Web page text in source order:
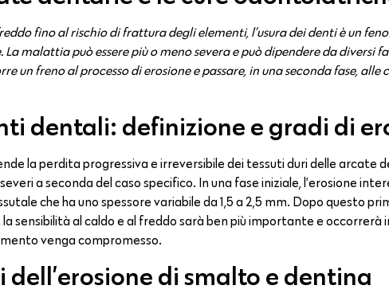
fino al rischio di frattura degli elementi, l’usura dei denti è un
malattia può essere più o meno severa e può dipendere da diversi
un freno al processo di erosione e passare, in una seconda fase,
dentali: definizione e gradi di
la perdita progressiva e irreversibile dei tessuti duri delle arcate
a seconda del caso specifico. In una fase iniziale, l’erosione
che ha uno spessore variabile da 1,5 a 2,5 mm. Dopo questo
sensibilità al caldo e al freddo sarà ben più importante e occorrerà
venga compromesso.
dell’erosione di smalto e dentina